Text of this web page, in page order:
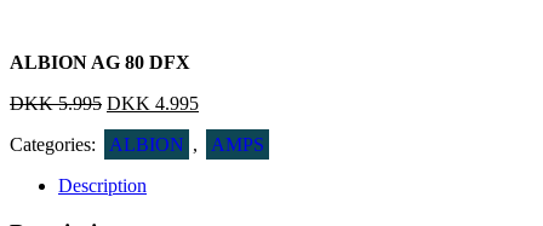
ALBION AG 80 DFX
DKK5.995 DKK 4.995
Categories:
ALBION ,
AMPS
Description